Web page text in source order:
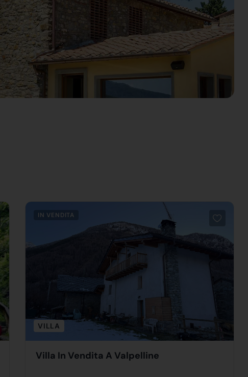
IN VENDITA
VILLA
Villa In Vendita A Valpelline